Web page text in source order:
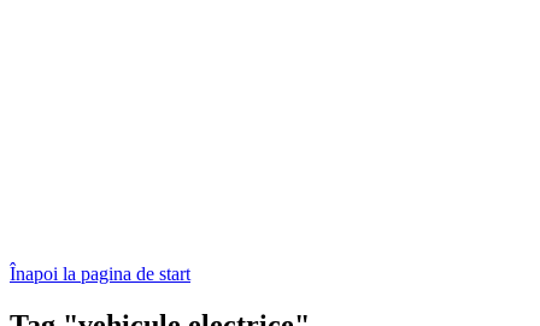
Înapoi la pagina de start